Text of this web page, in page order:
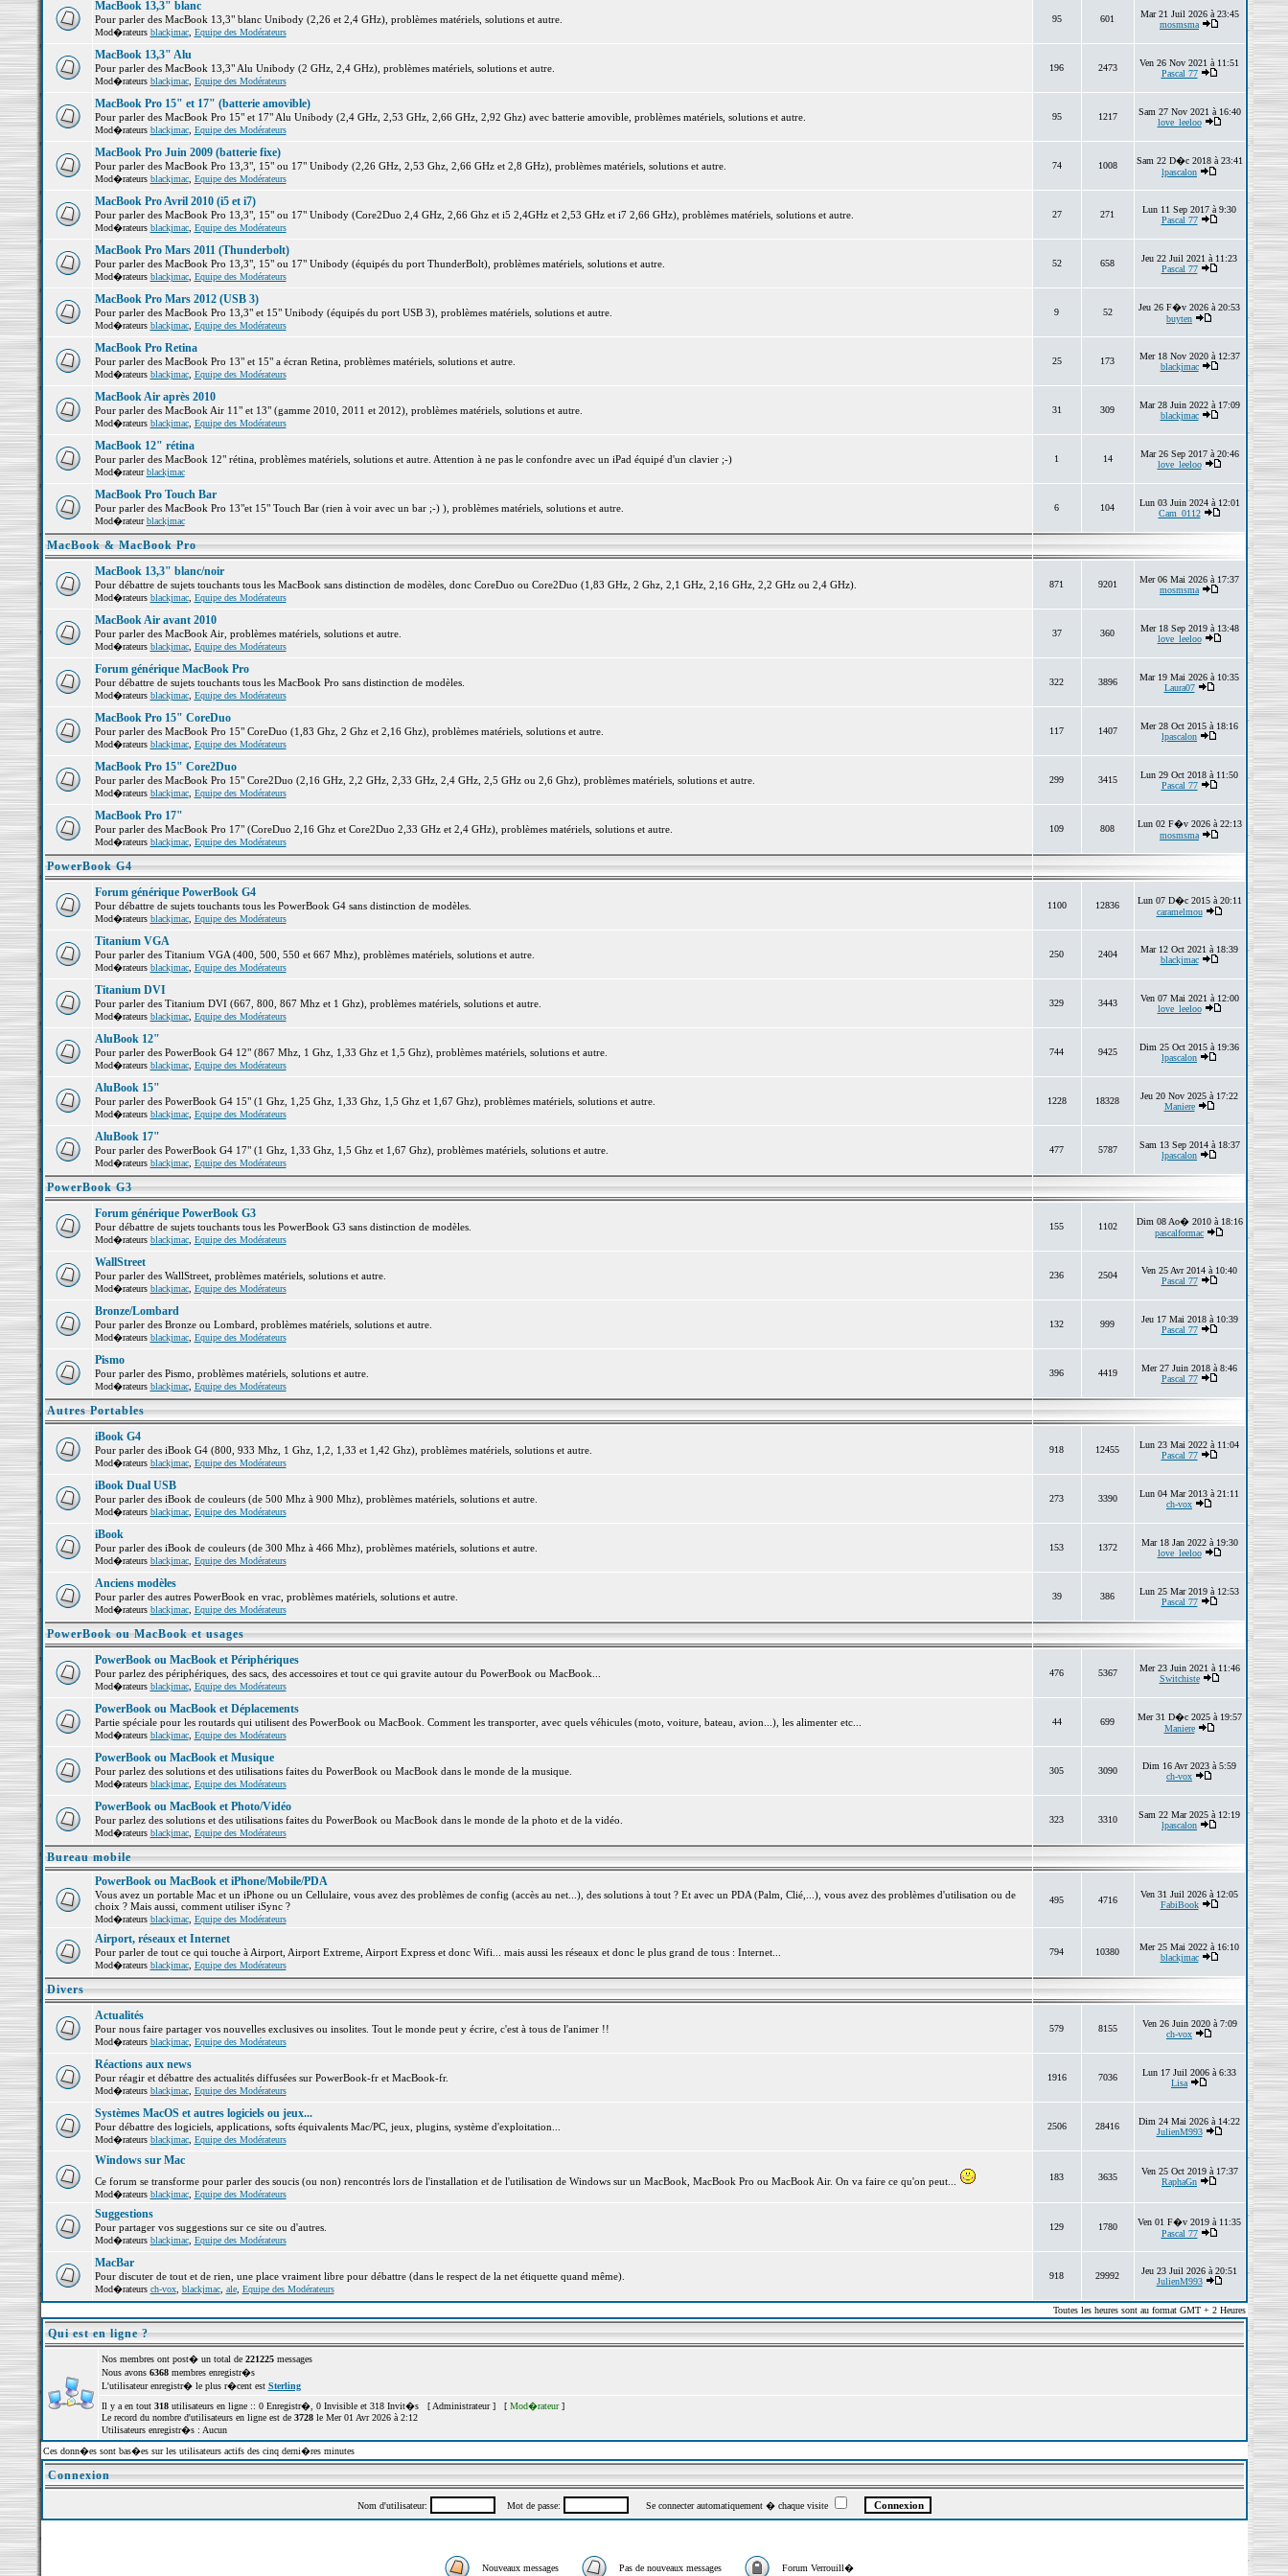
MacBook 13,3" blanc
Pour parler des MacBook 13,3" blanc Unibody (2,26 et 2,4 GHz), problèmes matériels, solutions et autre.
Mod�rateurs blackjmac, Equipe des Modérateurs
95 601
Mar 21 Juil 2026 à 23:45
mosmsma
MacBook 13,3" Alu
Pour parler des MacBook 13,3" Alu Unibody (2 GHz, 2,4 GHz), problèmes matériels, solutions et autre.
Mod�rateurs blackjmac, Equipe des Modérateurs
196 2473
Ven 26 Nov 2021 à 11:51
Pascal 77
MacBook Pro 15" et 17" (batterie amovible)
Pour parler des MacBook Pro 15" et 17" Alu Unibody (2,4 GHz, 2,53 GHz, 2,66 GHz, 2,92 Ghz) avec batterie amovible, problèmes matériels, solutions et autre.
Mod�rateurs blackjmac, Equipe des Modérateurs
95 1217
Sam 27 Nov 2021 à 16:40
love_leeloo
MacBook Pro Juin 2009 (batterie fixe)
Pour parler des MacBook Pro 13,3", 15" ou 17" Unibody (2,26 GHz, 2,53 Ghz, 2,66 GHz et 2,8 GHz), problèmes matériels, solutions et autre.
Mod�rateurs blackjmac, Equipe des Modérateurs
74 1008
Sam 22 D�c 2018 à 23:41
lpascalon
MacBook Pro Avril 2010 (i5 et i7)
Pour parler des MacBook Pro 13,3", 15" ou 17" Unibody (Core2Duo 2,4 GHz, 2,66 Ghz et i5 2,4GHz et 2,53 GHz et i7 2,66 GHz), problèmes matériels, solutions et autre.
Mod�rateurs blackjmac, Equipe des Modérateurs
27 271
Lun 11 Sep 2017 à 9:30
Pascal 77
MacBook Pro Mars 2011 (Thunderbolt)
Pour parler des MacBook Pro 13,3", 15" ou 17" Unibody (équipés du port ThunderBolt), problèmes matériels, solutions et autre.
Mod�rateurs blackjmac, Equipe des Modérateurs
52 658
Jeu 22 Juil 2021 à 11:23
Pascal 77
MacBook Pro Mars 2012 (USB 3)
Pour parler des MacBook Pro 13,3" et 15" Unibody (équipés du port USB 3), problèmes matériels, solutions et autre.
Mod�rateurs blackjmac, Equipe des Modérateurs
9 52
Jeu 26 F�v 2026 à 20:53
buyten
MacBook Pro Retina
Pour parler des MacBook Pro 13" et 15" a écran Retina, problèmes matériels, solutions et autre.
Mod�rateurs blackjmac, Equipe des Modérateurs
25 173
Mer 18 Nov 2020 à 12:37
blackjmac
MacBook Air après 2010
Pour parler des MacBook Air 11" et 13" (gamme 2010, 2011 et 2012), problèmes matériels, solutions et autre.
Mod�rateurs blackjmac, Equipe des Modérateurs
31 309
Mar 28 Juin 2022 à 17:09
blackjmac
MacBook 12" rétina
Pour parler des MacBook 12" rétina, problèmes matériels, solutions et autre. Attention à ne pas le confondre avec un iPad équipé d'un clavier ;-)
Mod�rateurblackjmac
1 14
Mar 26 Sep 2017 à 20:46
love_leeloo
MacBook Pro Touch Bar
Pour parler des MacBook Pro 13"et 15" Touch Bar (rien à voir avec un bar ;-) ), problèmes matériels, solutions et autre.
Mod�rateurblackjmac
6 104
Lun 03 Juin 2024 à 12:01
Cam_0112
MacBook & MacBook Pro
MacBook 13,3" blanc/noir
Pour débattre de sujets touchants tous les MacBook sans distinction de modèles, donc CoreDuo ou Core2Duo (1,83 GHz, 2 Ghz, 2,1 GHz, 2,16 GHz, 2,2 GHz ou 2,4 GHz).
Mod�rateurs blackjmac, Equipe des Modérateurs
871 9201
Mer 06 Mai 2026 à 17:37
mosmsma
MacBook Air avant 2010
Pour parler des MacBook Air, problèmes matériels, solutions et autre.
Mod�rateurs blackjmac, Equipe des Modérateurs
37 360
Mer 18 Sep 2019 à 13:48
love_leeloo
Forum générique MacBook Pro
Pour débattre de sujets touchants tous les MacBook Pro sans distinction de modèles.
Mod�rateurs blackjmac, Equipe des Modérateurs
322 3896
Mar 19 Mai 2026 à 10:35
Laura07
MacBook Pro 15" CoreDuo
Pour parler des MacBook Pro 15" CoreDuo (1,83 Ghz, 2 Ghz et 2,16 Ghz), problèmes matériels, solutions et autre.
Mod�rateurs blackjmac, Equipe des Modérateurs
117 1407
Mer 28 Oct 2015 à 18:16
lpascalon
MacBook Pro 15" Core2Duo
Pour parler des MacBook Pro 15" Core2Duo (2,16 GHz, 2,2 GHz, 2,33 GHz, 2,4 GHz, 2,5 GHz ou 2,6 Ghz), problèmes matériels, solutions et autre.
Mod�rateurs blackjmac, Equipe des Modérateurs
299 3415
Lun 29 Oct 2018 à 11:50
Pascal 77
MacBook Pro 17"
Pour parler des MacBook Pro 17" (CoreDuo 2,16 Ghz et Core2Duo 2,33 GHz et 2,4 GHz), problèmes matériels, solutions et autre.
Mod�rateurs blackjmac, Equipe des Modérateurs
109 808
Lun 02 F�v 2026 à 22:13
mosmsma
PowerBook G4
Forum générique PowerBook G4
Pour débattre de sujets touchants tous les PowerBook G4 sans distinction de modèles.
Mod�rateurs blackjmac, Equipe des Modérateurs
1100 12836
Lun 07 D�c 2015 à 20:11
caramelmou
Titanium VGA
Pour parler des Titanium VGA (400, 500, 550 et 667 Mhz), problèmes matériels, solutions et autre.
Mod�rateurs blackjmac, Equipe des Modérateurs
250 2404
Mar 12 Oct 2021 à 18:39
blackjmac
Titanium DVI
Pour parler des Titanium DVI (667, 800, 867 Mhz et 1 Ghz), problèmes matériels, solutions et autre.
Mod�rateurs blackjmac, Equipe des Modérateurs
329 3443
Ven 07 Mai 2021 à 12:00
love_leeloo
AluBook 12"
Pour parler des PowerBook G4 12" (867 Mhz, 1 Ghz, 1,33 Ghz et 1,5 Ghz), problèmes matériels, solutions et autre.
Mod�rateurs blackjmac, Equipe des Modérateurs
744 9425
Dim 25 Oct 2015 à 19:36
lpascalon
AluBook 15"
Pour parler des PowerBook G4 15" (1 Ghz, 1,25 Ghz, 1,33 Ghz, 1,5 Ghz et 1,67 Ghz), problèmes matériels, solutions et autre.
Mod�rateurs blackjmac, Equipe des Modérateurs
1228 18328
Jeu 20 Nov 2025 à 17:22
Maniere
AluBook 17"
Pour parler des PowerBook G4 17" (1 Ghz, 1,33 Ghz, 1,5 Ghz et 1,67 Ghz), problèmes matériels, solutions et autre.
Mod�rateurs blackjmac, Equipe des Modérateurs
477 5787
Sam 13 Sep 2014 à 18:37
lpascalon
PowerBook G3
Forum générique PowerBook G3
Pour débattre de sujets touchants tous les PowerBook G3 sans distinction de modèles.
Mod�rateurs blackjmac, Equipe des Modérateurs
155 1102
Dim 08 Ao� 2010 à 18:16
pascalformac
WallStreet
Pour parler des WallStreet, problèmes matériels, solutions et autre.
Mod�rateurs blackjmac, Equipe des Modérateurs
236 2504
Ven 25 Avr 2014 à 10:40
Pascal 77
Bronze/Lombard
Pour parler des Bronze ou Lombard, problèmes matériels, solutions et autre.
Mod�rateurs blackjmac, Equipe des Modérateurs
132 999
Jeu 17 Mai 2018 à 10:39
Pascal 77
Pismo
Pour parler des Pismo, problèmes matériels, solutions et autre.
Mod�rateurs blackjmac, Equipe des Modérateurs
396 4419
Mer 27 Juin 2018 à 8:46
Pascal 77
Autres Portables
iBook G4
Pour parler des iBook G4 (800, 933 Mhz, 1 Ghz, 1,2, 1,33 et 1,42 Ghz), problèmes matériels, solutions et autre.
Mod�rateurs blackjmac, Equipe des Modérateurs
918 12455
Lun 23 Mai 2022 à 11:04
Pascal 77
iBook Dual USB
Pour parler des iBook de couleurs (de 500 Mhz à 900 Mhz), problèmes matériels, solutions et autre.
Mod�rateurs blackjmac, Equipe des Modérateurs
273 3390
Lun 04 Mar 2013 à 21:11
ch-vox
iBook
Pour parler des iBook de couleurs (de 300 Mhz à 466 Mhz), problèmes matériels, solutions et autre.
Mod�rateurs blackjmac, Equipe des Modérateurs
153 1372
Mar 18 Jan 2022 à 19:30
love_leeloo
Anciens modèles
Pour parler des autres PowerBook en vrac, problèmes matériels, solutions et autre.
Mod�rateurs blackjmac, Equipe des Modérateurs
39 386
Lun 25 Mar 2019 à 12:53
Pascal 77
PowerBook ou MacBook et usages
PowerBook ou MacBook et Périphériques
Pour parlez des périphériques, des sacs, des accessoires et tout ce qui gravite autour du PowerBook ou MacBook...
Mod�rateurs blackjmac, Equipe des Modérateurs
476 5367
Mer 23 Juin 2021 à 11:46
Switchiste
PowerBook ou MacBook et Déplacements
Partie spéciale pour les routards qui utilisent des PowerBook ou MacBook. Comment les transporter, avec quels véhicules (moto, voiture, bateau, avion...), les alimenter etc...
Mod�rateurs blackjmac, Equipe des Modérateurs
44 699
Mer 31 D�c 2025 à 19:57
Maniere
PowerBook ou MacBook et Musique
Pour parlez des solutions et des utilisations faites du PowerBook ou MacBook dans le monde de la musique.
Mod�rateurs blackjmac, Equipe des Modérateurs
305 3090
Dim 16 Avr 2023 à 5:59
ch-vox
PowerBook ou MacBook et Photo/Vidéo
Pour parlez des solutions et des utilisations faites du PowerBook ou MacBook dans le monde de la photo et de la vidéo.
Mod�rateurs blackjmac, Equipe des Modérateurs
323 3310
Sam 22 Mar 2025 à 12:19
lpascalon
Bureau mobile
PowerBook ou MacBook et iPhone/Mobile/PDA
Vous avez un portable Mac et un iPhone ou un Cellulaire, vous avez des problèmes de config (accès au net...), des solutions à tout ? Et avec un PDA (Palm, Clié,...), vous avez des problèmes d'utilisation ou de
choix ? Mais aussi, comment utiliser iSync ?
Mod�rateurs blackjmac, Equipe des Modérateurs
495 4716
Ven 31 Juil 2026 à 12:05
FabiBook
Airport, réseaux et Internet
Pour parler de tout ce qui touche à Airport, Airport Extreme, Airport Express et donc Wifi... mais aussi les réseaux et donc le plus grand de tous : Internet...
Mod�rateurs blackjmac, Equipe des Modérateurs
794 10380
Mer 25 Mai 2022 à 16:10
blackjmac
Divers
Actualités
Pour nous faire partager vos nouvelles exclusives ou insolites. Tout le monde peut y écrire, c'est à tous de l'animer !!
Mod�rateurs blackjmac, Equipe des Modérateurs
579 8155
Ven 26 Juin 2020 à 7:09
ch-vox
Réactions aux news
Pour réagir et débattre des actualités diffusées sur PowerBook-fr et MacBook-fr.
Mod�rateurs blackjmac, Equipe des Modérateurs
1916 7036
Lun 17 Juil 2006 à 6:33
Lisa
Systèmes MacOS et autres logiciels ou jeux...
Pour débattre des logiciels, applications, softs équivalents Mac/PC, jeux, plugins, système d'exploitation...
Mod�rateurs blackjmac, Equipe des Modérateurs
2506 28416
Dim 24 Mai 2026 à 14:22
JulienM993
Windows sur Mac
Ce forum se transforme pour parler des soucis (ou non) rencontrés lors de l'installation et de l'utilisation de Windows sur un MacBook, MacBook Pro ou MacBook Air. On va faire ce qu'on peut...
Mod�rateurs blackjmac, Equipe des Modérateurs
183 3635
Ven 25 Oct 2019 à 17:37
RaphaGn
Suggestions
Pour partager vos suggestions sur ce site ou d'autres.
Mod�rateurs blackjmac, Equipe des Modérateurs
129 1780
Ven 01 F�v 2019 à 11:35
Pascal 77
MacBar
Pour discuter de tout et de rien, une place vraiment libre pour débattre (dans le respect de la net étiquette quand même).
Mod�rateurs ch-vox, blackjmac, ale, Equipe des Modérateurs
918 29992
Jeu 23 Juil 2026 à 20:51
JulienM993
Toutes les heures sont au format GMT + 2 Heures
Qui est en ligne ?
Nos membres ont post� un total de 221225messages
Nous avons 6368membres enregistr�s
L'utilisateur enregistr� le plus r�cent est Sterling
Il y a en tout 318utilisateurs en ligne :: 0 Enregistr�, 0 Invisible et 318 Invit�s [ Administrateur] [ Mod�rateur]
Le record du nombre d'utilisateurs en ligne est de 3728le Mer 01 Avr 2026 à 2:12
Utilisateurs enregistr�s : Aucun
Ces donn�es sont bas�es sur les utilisateurs actifs des cinq derni�res minutes
Connexion
Nom d'utilisateur: Mot de passe: Se connecter automatiquement � chaque visite
Nouveaux messages Pas de nouveaux messages Forum Verrouill�